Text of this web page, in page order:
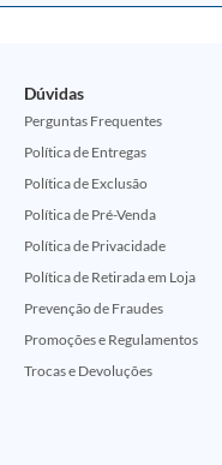
Dúvidas
Perguntas Frequentes
Política de Entregas
Política de Exclusão
Política de Pré-Venda
Política de Privacidade
Política de Retirada em Loja
Prevenção de Fraudes
Promoções e Regulamentos
Trocas e Devoluções